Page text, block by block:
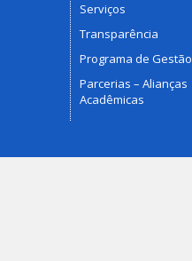
Serviços
Transparência
Programa de Gestão
Parcerias – Alianças
Acadêmicas